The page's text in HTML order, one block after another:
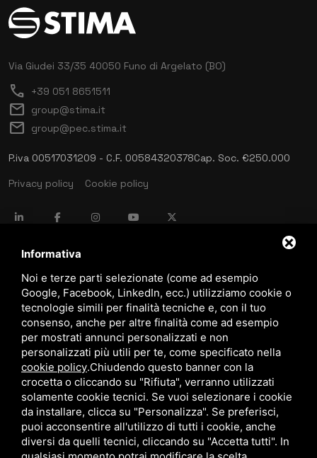
Via Giudei 33/35 40050 Funo di Argelato (BO)
call +39 051 8651511
mail group@stima.it
mail group@pec.stima.it
P.iva 00517031209 - C.F. 00584320378Cap. Soc. €250.000
Privacy policy
Cookie policy
language ITALIANO
download Catalogo Stima
download Politica qualità e sicurezza
Informativa
Noi e terze parti selezionate (come ad esempio
Google, Facebook, LinkedIn, ecc.) utilizziamo cookie o
tecnologie simili per finalità tecniche e, con il tuo
consenso, anche per altre finalità come ad esempio
per mostrati annunci personalizzati e non
personalizzati più utili per te, come specificato nella
cookie policy.Chiudendo questo banner con la
crocetta o cliccando su "Rifiuta", verranno utilizzati
solamente cookie tecnici. Se vuoi selezionare i cookie
da installare, clicca su "Personalizza". Se preferisci,
puoi acconsentire all'utilizzo di tutti i cookie, anche
diversi da quelli tecnici, cliccando su "Accetta tutti". In